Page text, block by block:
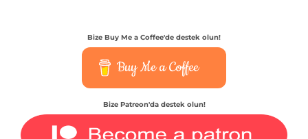
Bize Buy Me a Coffee'de destek olun!
Buy Me a Coffee
Bize Patreon'da destek olun!